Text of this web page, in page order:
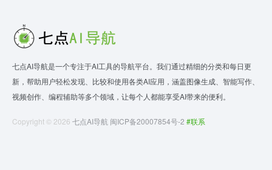
七点AI导航是一个专注于AI工具的导航平台。我们通过精细的分类和每日更
新，帮助用户轻松发现、比较和使用各类AI应用，涵盖图像生成、智能写作、
视频创作、编程辅助等多个领域，让每个人都能享受AI带来的便利。
Copyright © 2026 七点AI导航 闽ICP备20007854号-2 #联系